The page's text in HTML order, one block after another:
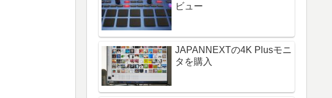
ビュー
JAPANNEXTの4K Plusモニ
タを購入